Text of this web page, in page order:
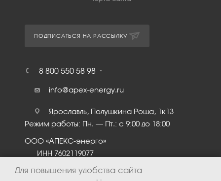
ПОДПИСАТЬСЯ НА РАССЫЛКУ
8 800 550 58 98
info@apex-energy.ru
Ярославль, Полушкина Роща, 1к13
Режим работы: Пн. – Пт.: с 9:00 до 18:00
ООО «АПЕКС-энерго»
ИНН 7602119077
Для повышения удобства сайта